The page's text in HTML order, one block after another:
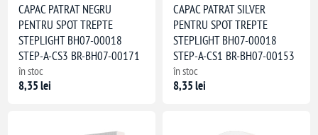
CAPAC PATRAT NEGRU
PENTRU SPOT TREPTE
STEPLIGHT BH07-00018
STEP-A-CS3 BR-BH07-00171
în stoc
8,35 lei
CAPAC PATRAT SILVER
PENTRU SPOT TREPTE
STEPLIGHT BH07-00018
STEP-A-CS1 BR-BH07-00153
în stoc
8,35 lei